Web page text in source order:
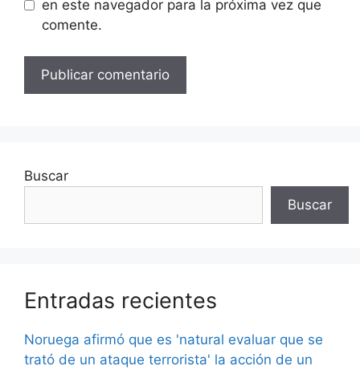
en este navegador para la próxima vez que
comente.
Buscar
Buscar
Entradas recientes
Noruega afirmó que es 'natural evaluar que se
trató de un ataque terrorista' la acción de un